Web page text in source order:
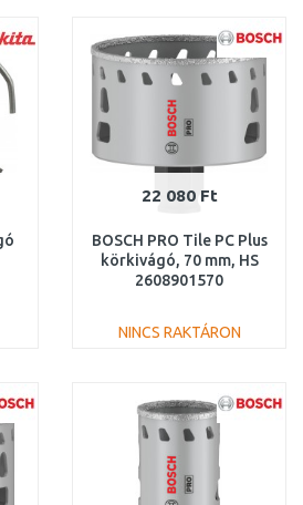
Összehasonlítás
22 080 Ft
BOSCH PRO Tile PC Plus
körkivágó, 70 mm, HS
2608901570
NINCS RAKTÁRON
Összehasonlítás